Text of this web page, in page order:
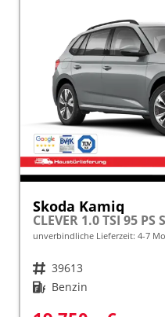
Skoda Kamiq
unverbindliche Lieferzeit: 4-7
Fahrzeugnr. 39613
Kraftstoff Benzin